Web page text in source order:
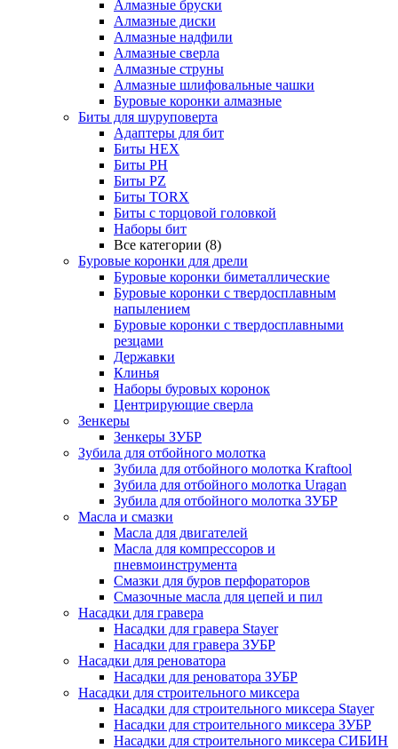
Алмазные бруски
Алмазные диски
Алмазные надфили
Алмазные сверла
Алмазные струны
Алмазные шлифовальные чашки
Буровые коронки алмазные
Биты для шуруповерта
Адаптеры для бит
Биты HEX
Биты PH
Биты PZ
Биты TORX
Биты с торцовой головкой
Наборы бит
Все категории (8)
Буровые коронки для дрели
Буровые коронки биметаллические
Буровые коронки с твердосплавным
напылением
Буровые коронки с твердосплавными
резцами
Державки
Клинья
Наборы буровых коронок
Центрирующие сверла
Зенкеры
Зенкеры ЗУБР
Зубила для отбойного молотка
Зубила для отбойного молотка Kraftool
Зубила для отбойного молотка Uragan
Зубила для отбойного молотка ЗУБР
Масла и смазки
Масла для двигателей
Масла для компрессоров и
пневмоинструмента
Смазки для буров перфораторов
Смазочные масла для цепей и пил
Насадки для гравера
Насадки для гравера Stayer
Насадки для гравера ЗУБР
Насадки для реноватора
Насадки для реноватора ЗУБР
Насадки для строительного миксера
Насадки для строительного миксера Stayer
Насадки для строительного миксера ЗУБР
Насадки для строительного миксера СИБИН